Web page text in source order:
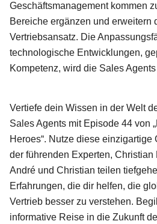
Geschäftsmanagement kommen
Bereiche ergänzen und erweitern
Vertriebsansatz. Die
technologische Entwicklungen,
Kompetenz, wird die Sales
Vertiefe dein Wissen in der Welt
Sales Agents mit Episode 44 von
Heroes“. Nutze diese
der führenden Experten, Christian
André und Christian teilen
Erfahrungen, die dir helfen, die
Vertrieb besser zu verstehen.
informative Reise in die Zukunft